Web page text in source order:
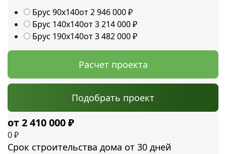
Брус 90х140от 2 946 000₽
Брус 140х140от 3 214 000₽
Брус 190х140от 3 482 000₽
Расчет проекта
Подобрать проект
2 410 000₽
0₽
Срок строительства дома от 30 дней